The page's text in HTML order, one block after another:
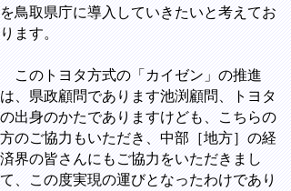
を鳥取県庁に導入していきたいと考えてお
ります。
このトヨタ方式の「カイゼン」の推進
は、県政顧問であります池渕顧問、トヨタ
の出身のかたでありますけども、こちらの
方のご協力もいただき、中部［地方］の経
済界の皆さんにもご協力をいただきまし
て、この度実現の運びとなったわけであり